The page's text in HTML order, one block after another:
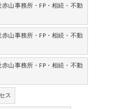
山事務所・FP・相続・不動
山事務所・FP・相続・不動
山事務所・FP・相続・不動
ス